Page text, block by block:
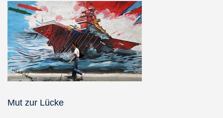
Mut zur Lücke